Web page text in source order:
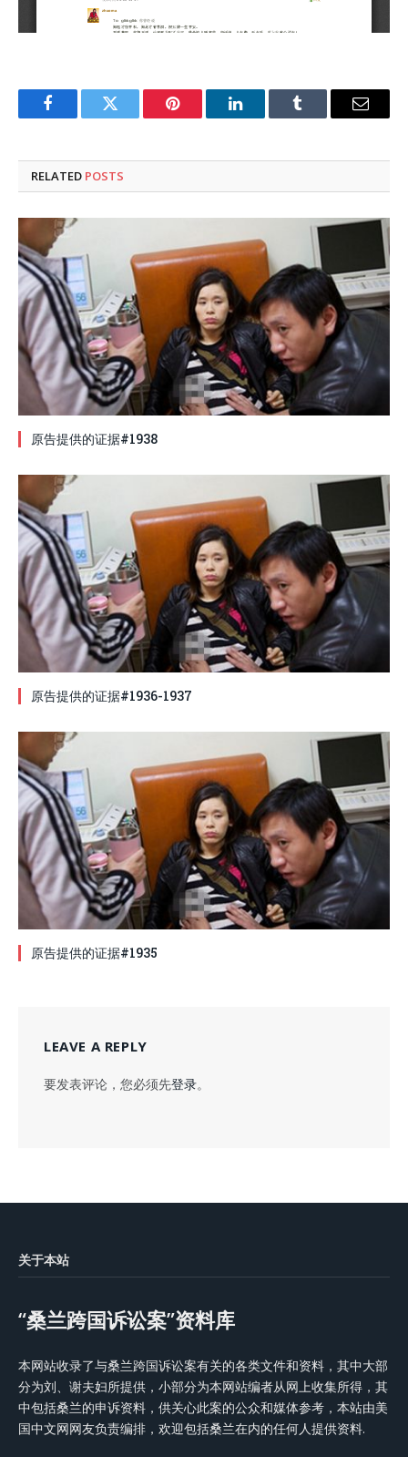
FacebookTwitter Pinterest LinkedInTumblr Email
RELATED POSTS
原告提供的证据#1938
原告提供的证据#1936-1937
原告提供的证据#1935
LEAVE A REPLY
要发表评论，您必须先登录。
关于本站
“桑兰跨国诉讼案”资料库
本网站收录了与桑兰跨国诉讼案有关的各类文件和资料，其中大部
分为刘、谢夫妇所提供，小部分为本网站编者从网上收集所得，其
中包括桑兰的申诉资料，供关心此案的公众和媒体参考，本站由美
国中文网网友负责编排，欢迎包括桑兰在内的任何人提供资料.